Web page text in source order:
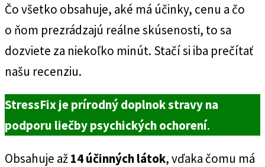
Čo všetko obsahuje, aké má účinky, cenu a čo
o ňom prezrádzajú reálne skúsenosti, to sa
dozviete za niekoľko minút. Stačí si iba prečítať
našu recenziu.
StressFixje prírodný doplnok stravy na
podporu liečby psychických ochorení.
Obsahuje až14 účinných látok, vďaka čomu má